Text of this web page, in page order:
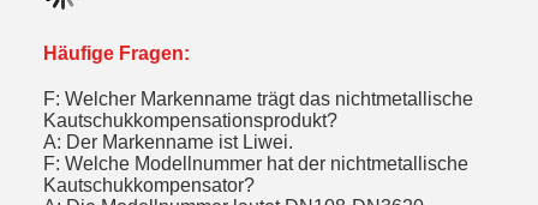
Häufige Fragen:
F: Welcher Markenname trägt das nichtmetallische
Kautschukkompensationsprodukt?
A: Der Markenname ist Liwei.
F: Welche Modellnummer hat der nichtmetallische
Kautschukkompensator?